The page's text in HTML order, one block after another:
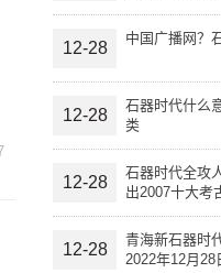
12-28
中国广播网？
12-28
石器时代什么
类
12-28
石器时代全攻
出2007十大考
12-28
青海新石器时
2022年12月28